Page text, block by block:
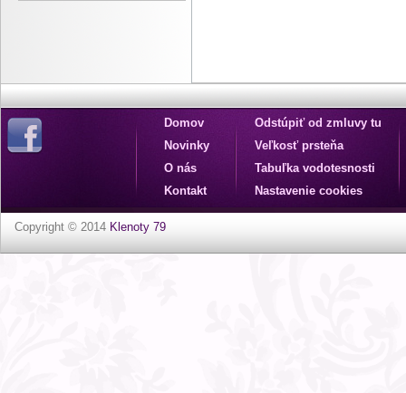
Domov
Novinky
O nás
Kontakt
Odstúpiť od zmluvy tu
Veľkosť prsteňa
Tabuľka vodotesnosti
Nastavenie cookies
Copyright © 2014 Klenoty 79